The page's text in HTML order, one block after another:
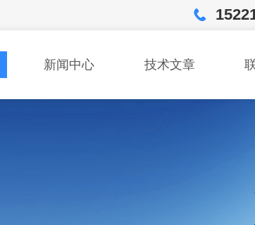
新闻中心 技术文章